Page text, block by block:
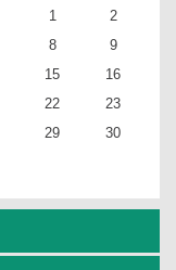
1
2
8
9
15
16
22
23
29
30